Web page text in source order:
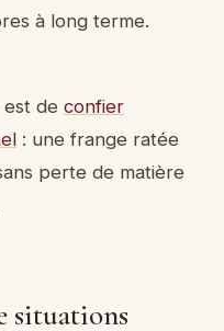
à long terme.
de confier
: une frange ratée
perte de matière
situations